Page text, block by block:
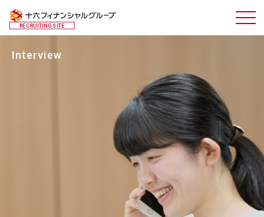
RECRUITING SITE
Interview